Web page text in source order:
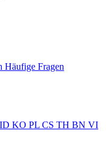
Häufige Fragen
ID KO PL CS TH BN VI